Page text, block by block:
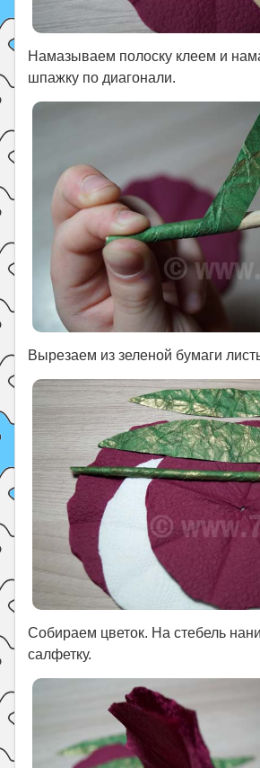
Намазываем полоску клеем и
шпажку по диагонали.
Вырезаем из зеленой бумаги
Собираем цветок. На стебель
салфетку.